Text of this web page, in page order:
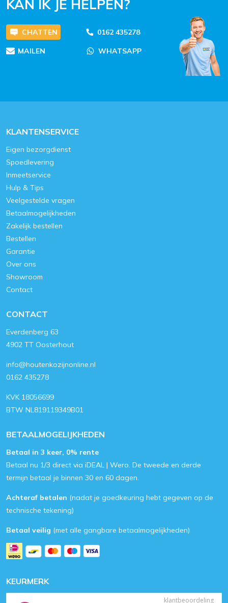
KAN IK JE HELPEN?
CHATTEN 0162 435278
MAILEN WHATSAPP
KLANTENSERVICE
Eigen bezorgdienst
Spoedlevering
Inmeetservice
Hulp & Tips
Veelgestelde vragen
Betaalmogelijkheden
Zakelijk bestellen
Bestellen
Garantie
Over ons
Showroom
Contact
CONTACT
Everdenberg 63
4902 TT Oosterhout
info@houtenkozijnonline.nl
0162 435278
KVK 18056699
BTW NL819119349B01
BETAALMOGELIJKHEDEN
Betaal in 3 keer, 0% rente
Betaal nu 1/3 direct via iDEAL | Wero. De tweede en derde
termijn betaal je binnen 30 en 60 dagen.
Achteraf betalen (nadat je goedkeuring hebt gegeven op de
technische tekening)
Betaal veilig (met alle gangbare betaalmogelijkheden)
KEURMERK